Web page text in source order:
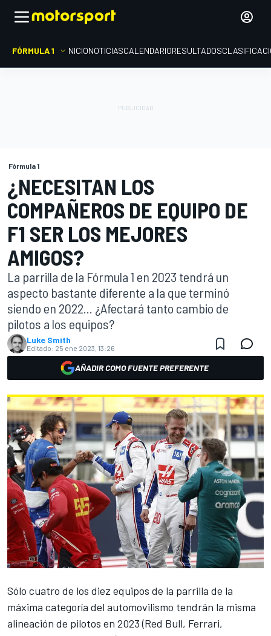
FÓRMULA 1 INICIONOTICIASCALENDARIORESULTADOS
Fórmula 1
¿NECESITAN LOS
COMPAÑEROS DE EQUIPO DE
F1 SER LOS MEJORES
AMIGOS?
La parrilla de la Fórmula 1 en 2023 tendrá un
aspecto bastante diferente a la que terminó
siendo en 2022... ¿Afectará tanto cambio de
pilotos a los equipos?
Luke Smith
Editado: 25 ene 2023, 13:26
AÑADIR COMO FUENTE PREFERENTE
Sólo cuatro de los diez equipos de la parrilla de la
máxima categoría del automovilismo tendrán la misma
alineación de pilotos en 2023 (Red Bull, Ferrari,